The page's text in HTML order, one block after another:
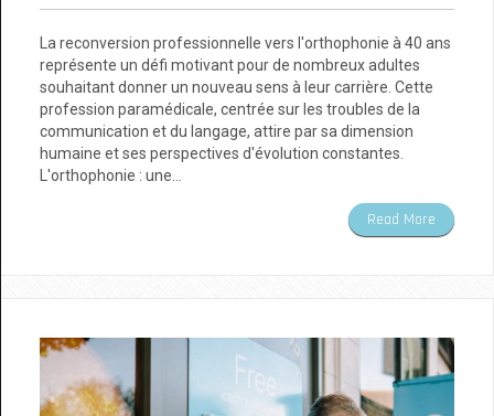
La reconversion professionnelle vers l'orthophonie à 40 ans
représente un défi motivant pour de nombreux adultes
souhaitant donner un nouveau sens à leur carrière. Cette
profession paramédicale, centrée sur les troubles de la
communication et du langage, attire par sa dimension
humaine et ses perspectives d'évolution constantes.
L'orthophonie : une…
Read More